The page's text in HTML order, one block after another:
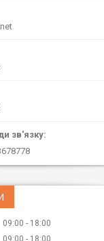
09:00
18:00
09:00
18:00